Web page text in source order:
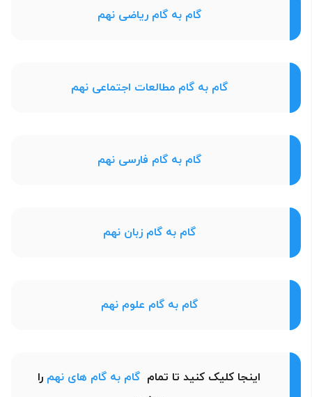
گام به گام ریاضی نهم
گام به گام مطالعات اجتماعی نهم
گام به گام فارسی نهم
گام به گام زبان نهم
گام به گام علوم نهم
اینجا کلیک کنید تا تمام گام به گام های نهم را